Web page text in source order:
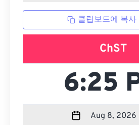
클립보드에 복사
ChST